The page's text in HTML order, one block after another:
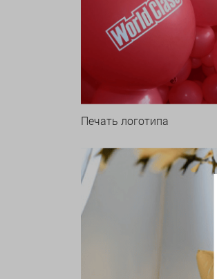
Печать логотипа